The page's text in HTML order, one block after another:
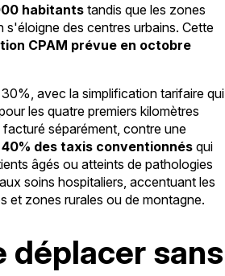
habitantstandis que les zones
s'éloigne des centres urbains. Cette
CPAM prévue en octobre
avec la simplification tarifaire qui
les quatre premiers kilomètres
séparément, contre une
40% des taxis conventionnés qui
âgés ou atteints de pathologies
soins hospitaliers, accentuant les
et zones rurales ou de montagne.
déplacer sans